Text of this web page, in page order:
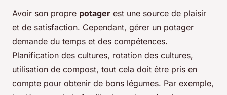
Avoir son propre potager est une source de plaisir
et de satisfaction. Cependant, gérer un potager
demande du temps et des compétences.
Planification des cultures, rotation des cultures,
utilisation de compost, tout cela doit être pris en
compte pour obtenir de bons légumes. Par exemple,